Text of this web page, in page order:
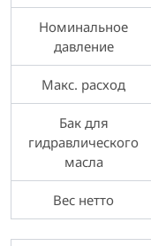
Номинальное
давление
Макс. расход
Бак для
гидравлического
масла
Вес нетто